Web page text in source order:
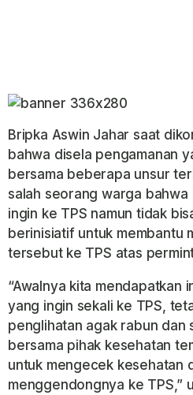
Bripka Aswin Jahar saat
bahwa disela pengamanan
bersama beberapa unsur
salah seorang warga
ingin ke TPS namun tidak
berinisiatif untuk membantu
tersebut ke TPS atas
“Awalnya kita mendapatkan
yang ingin sekali ke TPS,
penglihatan agak rabun dan
bersama pihak kesehatan
untuk mengecek kesehatan
menggendongnya ke TPS,”